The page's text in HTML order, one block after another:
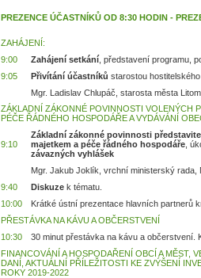
PREZENCE ÚČASTNÍKŮ OD 8:30 HODIN -
ZAHÁJENÍ:
9:00
Zahájení setkání, představení programu,
9:05
Přivítání účastníků starostou
Mgr. Ladislav Chlupáč, starosta města
ZÁKLADNÍ ZÁKONNÉ POVINNOSTI VOLENÝCH
PÉČE ŘÁDNÉHO HOSPODÁŘE A VYDÁVÁNÍ
9:10
Základní zákonné povinnosti
majetkem a péče řádného hospodáře,
závazných vyhlášek
Mgr. Jakub Joklík, vrchní ministerský rada,
9:40
Diskuzek tématu.
10:00
Krátké ústní prezentace hlavních partnerů
PŘESTÁVKA NA KÁVU A OBČERSTVENÍ
10:30
30 minut přestávka na kávu a občerstvení.
FINANCOVÁNÍ A HOSPODAŘENÍ OBCÍ A MĚST,
DANÍ, AKTUÁLNÍ PŘÍLEŽITOSTI KE ZVÝŠENÍ
ROKY 2019-2022